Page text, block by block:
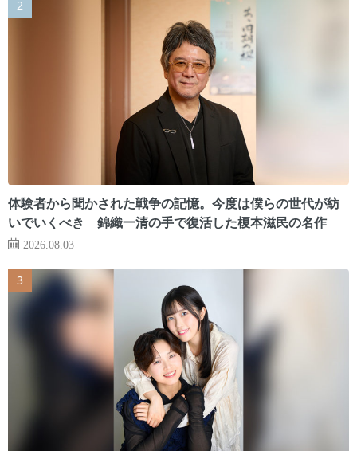
体験者から聞かされた戦争の記憶。今度は僕らの世代が紡
いでいくべき 錦織一清の手で復活した榎本滋民の名作
2026.08.03